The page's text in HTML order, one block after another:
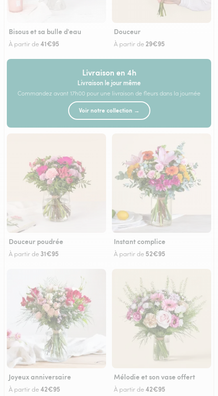
Bisous et sa bulle d'eau
À partir de41€95
Douceur
À partir de29€95
Livraison en 4h
Livraison le jour même
Commandez avant 17h00 pour une livraison de fleurs dans la journée
Voir notre collection →
Douceur poudrée
À partir de 31€95
Instant complice
À partir de 52€95
Joyeux anniversaire
À partir de42€95
Mélodie et son vase offert
À partir de42€95